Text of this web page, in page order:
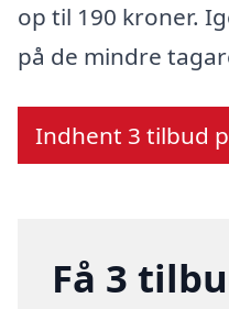
op til 190 kroner.
på de mindre
Indhent 3 tilbud
Få 3